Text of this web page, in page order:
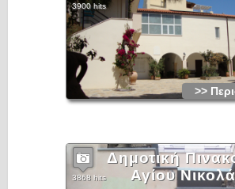
3900 hits
>>
Δημοτική
Αγίου
3868 hits